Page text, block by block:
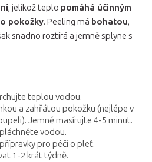
, jelikož teplo pomáhá účinným
pokožky. Peeling má bohatou,
snadno roztírá a jemně splyne s
teplou vodou.
a zahřátou pokožku (nejlépe v
Jemně masírujte 4-5 minut.
vodou.
pro péči o pleť.
1-2 krát týdně.